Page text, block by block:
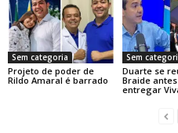
Sem categoria
Projeto de poder de
Rildo Amaral é barrado
Sem
Duarte se
Braide
entregar